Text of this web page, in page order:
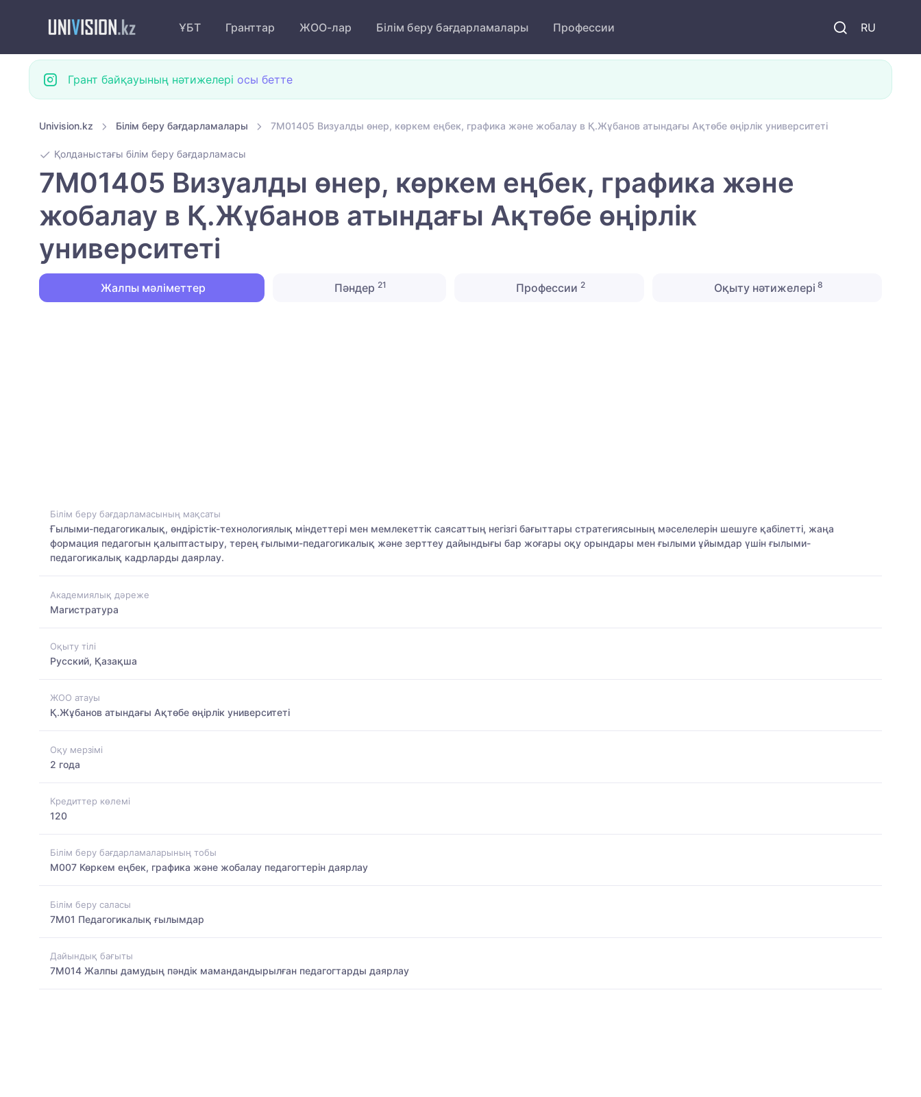
RU
ҰБТ Гранттар ЖОО-лар Білім беру бағдарламалары Профессии
Грант байқауының нәтижелері осы бетте
Univision.kz Білім беру бағдарламалары 7M01405 Визуалды өнер, көркем еңбек, графика және жобалау в Қ.Жұбанов атындағы Ақтөбе өңірлік университеті
Қолданыстағы білім беру бағдарламасы
7M01405 Визуалды өнер, көркем еңбек, графика және
жобалау в Қ.Жұбанов атындағы Ақтөбе өңірлік
университеті
Жалпы мәліметтер Пәндер21 Профессии 2 Оқыту нәтижелері 8
Білім беру бағдарламасының мақсаты
Ғылыми-педагогикалық, өндірістік-технологиялық міндеттері мен мемлекеттік саясаттың негізгі бағыттары стратегиясының мәселелерін шешуге қабілетті, жаңа
формация педагогын қалыптастыру, терең ғылыми-педагогикалық және зерттеу дайындығы бар жоғары оқу орындары мен ғылыми ұйымдар үшін ғылыми-
педагогикалық кадрларды даярлау.
Академиялық дәреже
Магистратура
Оқыту тілі
Русский, Қазақша
ЖОО атауы
Қ.Жұбанов атындағы Ақтөбе өңірлік университеті
Оқу мерзімі
2 года
Кредиттер көлемі
120
Білім беру бағдарламаларының тобы
M007 Көркем еңбек, графика және жобалау педагогтерін даярлау
Білім беру саласы
7M01 Педагогикалық ғылымдар
Дайындық бағыты
7M014 Жалпы дамудың пәндік мамандандырылған педагогтарды даярлау